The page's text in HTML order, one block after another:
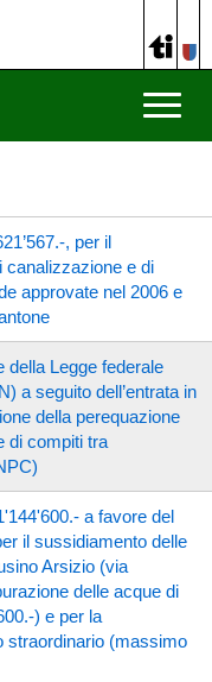
Toggle
, per il
canalizzazione e di
approvate nel 2006 e
della Legge federale
a seguito dell’entrata in
della perequazione
di compiti tra
a favore del
il sussidiamento delle
Arsizio (via
delle acque di
) e per la
straordinario (massimo